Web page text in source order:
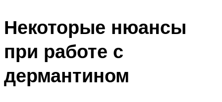
Некоторые нюансы
при работе с
дермантином